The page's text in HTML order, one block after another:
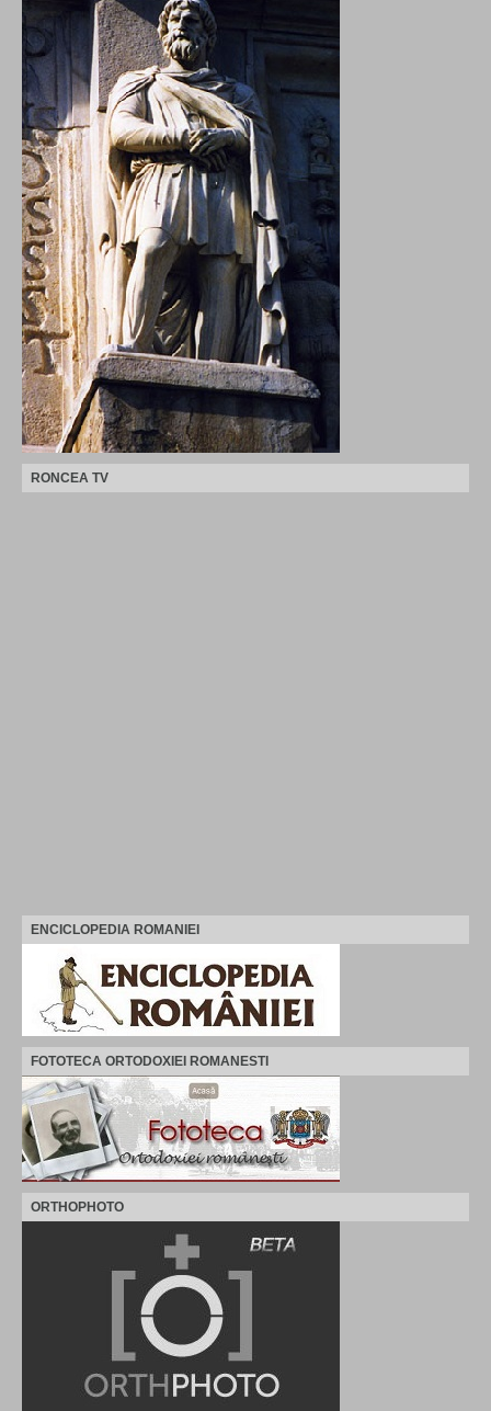
RONCEA TV
ENCICLOPEDIA ROMANIEI
FOTOTECA ORTODOXIEI ROMANESTI
ORTHOPHOTO